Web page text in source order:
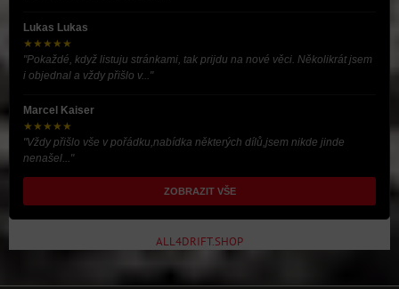
Lukas Lukas
★★★★★
"Pokaždé, když listuju stránkami, tak prijdu na nové věci. Několikrát jsem
i objednal a vždy přišlo v..."
Marcel Kaiser
★★★★★
"Vždy přišlo vše v pořádku,nabídka některých dílů,jsem nikde jinde
nenašel..."
ZOBRAZIT VŠE
ALL4DRIFT.SHOP